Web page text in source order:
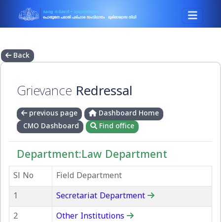
Back
Grievance Redressal
previous page
Dashboard Home
CMO Dashboard
Find office
Department:Law Department
Sl No Field Department
1 Secretariat Department
2 Other Institutions